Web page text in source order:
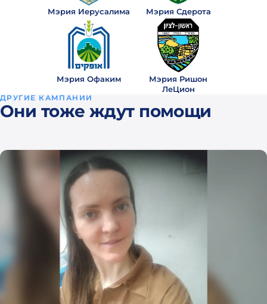
года
года
назад
все
Мэрия Иерусалима Мэрия Сдерота
Мэрия Офаким
Мэрия Ришон
ЛеЦион
ДРУГИЕ КАМПАНИИ
Они тоже ждут помощи